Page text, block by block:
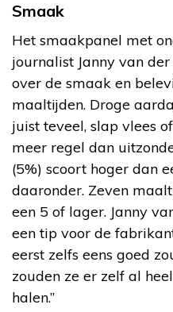
Smaak
Het smaakpanel met
journalist Janny van
over de smaak en
maaltijden. Droge
juist teveel, slap vlees
meer regel dan
(5%) scoort hoger dan
daaronder. Zeven
een 5 of lager. Janny
een tip voor de
eerst zelfs eens goed
zouden ze er zelf al
halen.”